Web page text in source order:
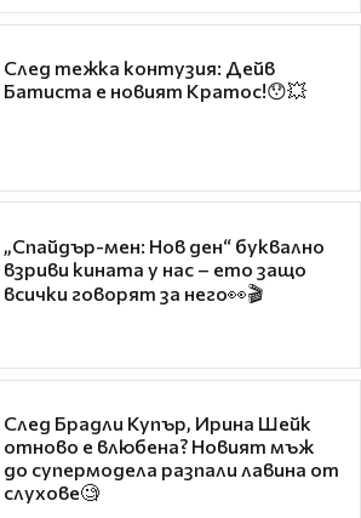
След тежка контузия: Дейв
Батиста е новият Кратос!😯💥
„Спайдър-мен: Нов ден“ буквално
взриви кината у нас – ето защо
всички говорят за него👀🎬
След Брадли Купър, Ирина Шейк
отново е влюбена? Новият мъж
до супермодела разпали лавина от
слухове🧐